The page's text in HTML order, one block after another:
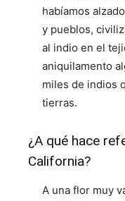
habíamos
y pueblos,
al indio en el
aniquilamento
miles de indios
tierras.
¿A qué hace
California?
A una flor muy